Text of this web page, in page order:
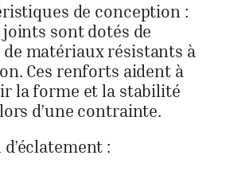
de conception :
sont dotés de
de matériaux résistants à
Ces renforts aident à
la forme et la stabilité
d’une contrainte.
: